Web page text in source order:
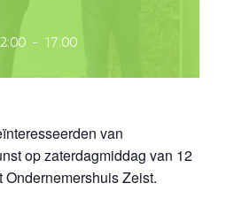
- 17:00
van
op zaterdagmiddag van 12
Ondernemershuis Zeist.